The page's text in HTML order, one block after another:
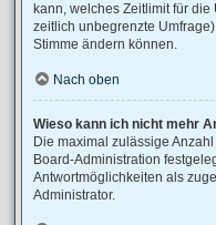
kann, welches Zeitlimit für
zeitlich unbegrenzte
Stimme ändern können.
Nach oben
Wieso kann ich nicht mehr
Die maximal zulässige
Board-Administration
Antwortmöglichkeiten als
Administrator.